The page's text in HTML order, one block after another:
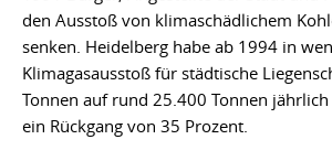
den Ausstoß von klimaschädlichem
senken. Heidelberg habe ab 1994 in
Klimagasausstoß für städtische
Tonnen auf rund 25.400 Tonnen
ein Rückgang von 35 Prozent.